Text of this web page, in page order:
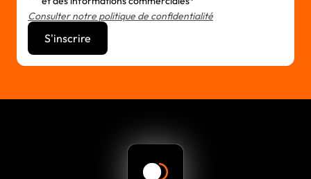
Consulter notre politique de confidentialité